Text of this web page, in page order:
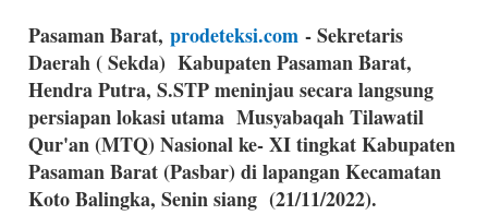
Pasaman Barat,prodeteksi.com - Sekretaris
Daerah ( Sekda) Kabupaten Pasaman Barat,
Hendra Putra, S.STP meninjau secara langsung
persiapan lokasi utama Musyabaqah Tilawatil
Qur'an (MTQ) Nasional ke- XI tingkat Kabupaten
Pasaman Barat (Pasbar) di lapangan Kecamatan
Koto Balingka, Senin siang (21/11/2022).